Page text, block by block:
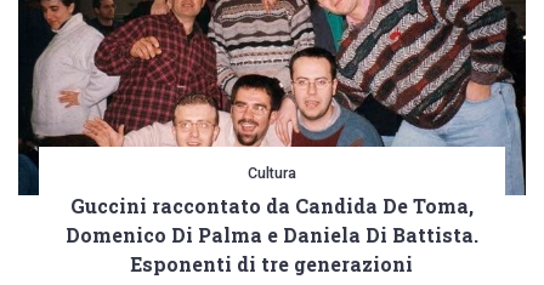
Cultura
Guccini raccontato da Candida De Toma,
Domenico Di Palma e Daniela Di Battista.
Esponenti di tre generazioni